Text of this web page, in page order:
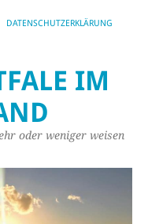
DATENSCHUTZERKLÄRUNG
IM
oder weniger weisen